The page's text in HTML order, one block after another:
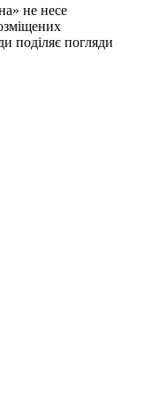
не несе
поділяє погляди